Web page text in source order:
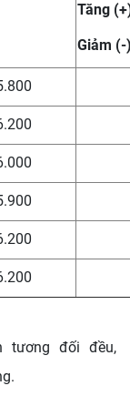
Tăng
Giảm (-
tương đối đều,